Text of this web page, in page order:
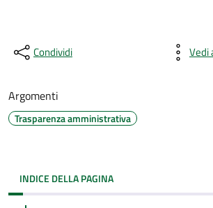
Condividi Vedi
Argomenti
Trasparenza amministrativa
INDICE DELLA PAGINA